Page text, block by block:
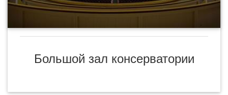
Большой зал консерватории